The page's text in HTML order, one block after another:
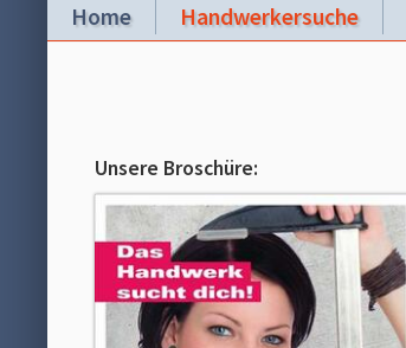
Home Handwerkersuche
Unsere Broschüre: